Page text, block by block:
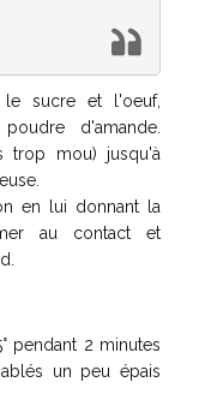
le sucre et l'oeuf,
d'amande.
trop mou) jusqu'à
en lui donnant la
au contact et
pendant 2 minutes
un peu épais